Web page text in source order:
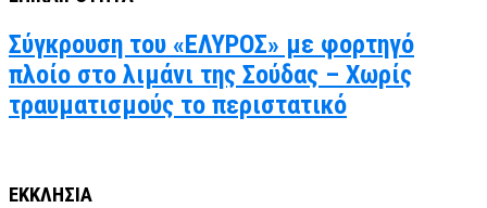
Σύγκρουση του «ΕΛΥΡΟΣ» με φορτηγό
πλοίο στο λιμάνι της Σούδας – Χωρίς
τραυματισμούς το περιστατικό
ΕΚΚΛΗΣΙΑ